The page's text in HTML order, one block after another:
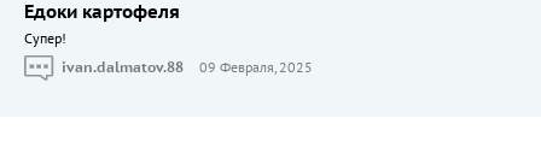
Едоки картофеля
Cупер!
ivan.dalmatov.88
09 Февраля, 2025